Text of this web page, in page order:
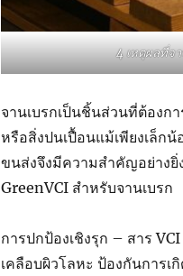
4 เหตุผลที่จ
จานเบรกเป็นชิ้นส่วนที่ต้องก
หรือสิ่งปนเปื้อนแม้เพียงเล็ก
ขนส่งจึงมีความสำคัญอย่าง
GreenVCI สำหรับจานเบรก
การปกป้องเชิงรุก – สาร
เคลือบผิวโลหะ ป้องกันการเ